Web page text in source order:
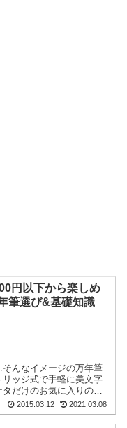
円以下から楽しめ
筆選び&基礎知識
んなイメージの万年筆
ッジ式で手軽に美文字
だけのお気に入りの一
味できるwebサイトもご
2015.03.12 2021.03.08